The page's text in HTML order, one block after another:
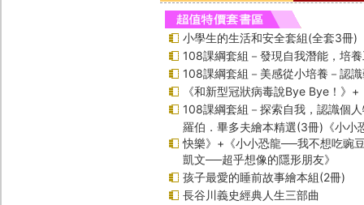
小學生的生活和安全套組(全套3冊)
108課綱套組－發現自我潛能，培
108課綱套組－美感從小培養－認
《和新型冠狀病毒說Bye Bye！》
108課綱套組－探索自我，認識個
羅伯．畢多夫繪本精選(3冊)《小小
快樂》+《小小恐龍──我不想吃豌
凱文──超乎想像的隱形朋友》
孩子最愛的睡前故事繪本組(2冊)
長谷川義史經典人生三部曲